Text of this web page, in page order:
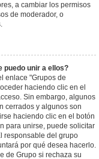
a cambiar los permisos
de moderador, o
puedo unir a ellos?
enlace "Grupos de
haciendo clic en el
Sin embargo, algunos
cerrados y algunos son
haciendo clic en el botón
para unirse, puede solicitar
responsable del grupo
por qué desea hacerlo.
de Grupo si rechaza su